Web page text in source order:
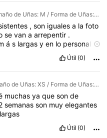
Color: Rosa / Tamaño de Uñas: M / Forma de Uñas: Oval
, son iguales a la foto
sevanaarrepentir .
ás largasyen lo personal
Útil (0)
Color: Rosa / Tamaño de Uñas: XS / Forma de Uñas: Oval
muchas ya que son de
semanasson muyelegantes
largas
Útil (0)